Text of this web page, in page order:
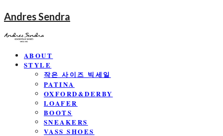
Andres Sendra
ABOUT
STYLE
작은 사이즈 빅세일
PATINA
OXFORD&DERBY
LOAFER
BOOTS
SNEAKERS
VASS SHOES